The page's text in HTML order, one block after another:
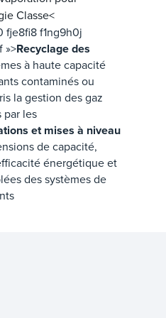
Classe<
fje8fi8 f1ng9h0j
»>Recyclage des
à haute capacité
contaminés ou
la gestion des gaz
par les
et mises à niveau
de capacité,
énergétique et
des systèmes de